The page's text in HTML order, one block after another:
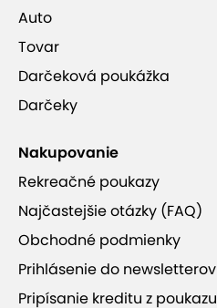
Auto
Tovar
Darčeková poukážka
Darčeky
Nakupovanie
Rekreačné poukazy
Najčastejšie otázky (FAQ)
Obchodné podmienky
Prihlásenie do newsletterov
Pripísanie kreditu z poukazu